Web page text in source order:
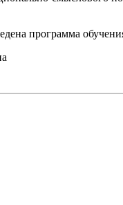
программа